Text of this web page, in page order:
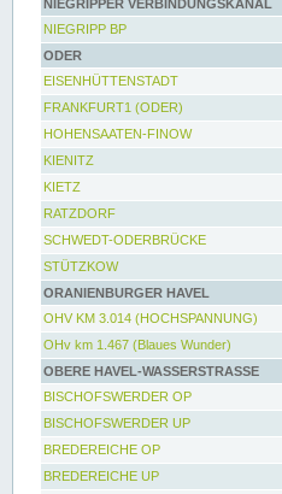
NIEGRIPPER VERBINDUNGSKANAL
NIEGRIPP BP
ODER
EISENHÜTTENSTADT
FRANKFURT1 (ODER)
HOHENSAATEN-FINOW
KIENITZ
KIETZ
RATZDORF
SCHWEDT-ODERBRÜCKE
STÜTZKOW
ORANIENBURGER HAVEL
OHV KM 3.014 (HOCHSPANNUNG)
OHv km 1.467 (Blaues Wunder)
OBERE HAVEL-WASSERSTRASSE
BISCHOFSWERDER OP
BISCHOFSWERDER UP
BREDEREICHE OP
BREDEREICHE UP